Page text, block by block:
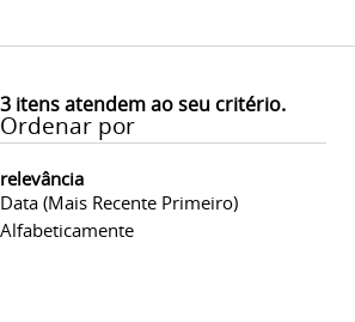
3itens atendem ao seu critério.
Ordenar por
relevância
Data (mais Recente Primeiro)
Alfabeticamente